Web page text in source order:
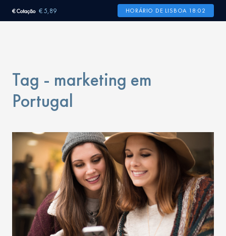
€ Cotação € 5,89 HORÁRIO DE LISBOA 18:02
Tag - marketing em
Portugal